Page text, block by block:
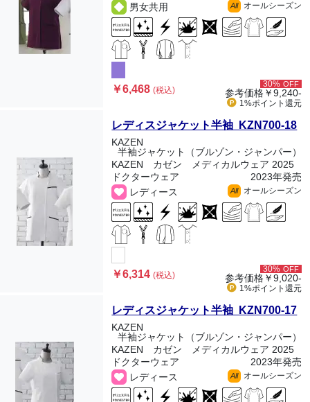
男女共用
All オールシーズン
￥6,468(税込)
30% OFF
参考価格￥9,240-
1%ポイント 還元
レディスジャケット半袖 KZN700-18
KAZEN
半袖ジャケット（ブルゾン・ジャンパー）
KAZEN カゼン メディカルウェア 2025
ドクターウェア
2023年発売
レディース
All オールシーズン
￥6,314(税込)
30% OFF
参考価格￥9,020-
1%ポイント 還元
レディスジャケット半袖 KZN700-17
KAZEN
半袖ジャケット（ブルゾン・ジャンパー）
KAZEN カゼン メディカルウェア 2025
ドクターウェア
2023年発売
レディース
All オールシーズン